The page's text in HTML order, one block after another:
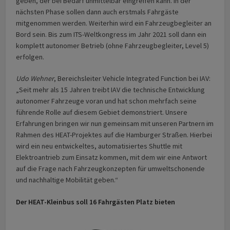
nächsten Phase sollen dann auch erstmals Fahrgäste
mitgenommen werden. Weiterhin wird ein Fahrzeugbegleiter an
Bord sein. Bis zum ITS-Weltkongress im Jahr 2021 soll dann ein
komplett autonomer Betrieb (ohne Fahrzeugbegleiter, Level 5)
erfolgen.
Udo Wehner, Bereichsleiter Vehicle Integrated Function bei IAV:
„Seit mehr als 15 Jahren treibt IAV die technische Entwicklung
autonomer Fahrzeuge voran und hat schon mehrfach seine
führende Rolle auf diesem Gebiet demonstriert. Unsere
Erfahrungen bringen wir nun gemeinsam mit unseren Partnern im
Rahmen des HEAT-Projektes auf die Hamburger Straßen. Hierbei
wird ein neu entwickeltes, automatisiertes Shuttle mit
Elektroantrieb zum Einsatz kommen, mit dem wir eine Antwort
auf die Frage nach Fahrzeugkonzepten für umweltschonende
und nachhaltige Mobilität geben.“
Der HEAT-Kleinbus soll 16 Fahrgästen Platz bieten